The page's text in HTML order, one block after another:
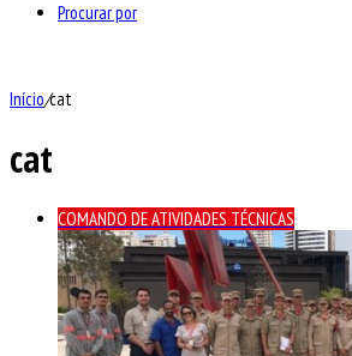
Procurar por
Início/cat
cat
COMANDO DE ATIVIDADES TÉCNICAS